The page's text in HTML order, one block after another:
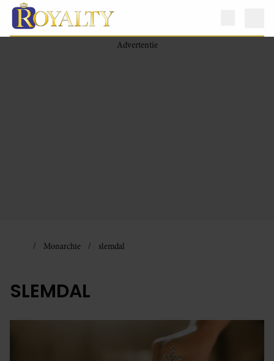
Monarchie slemdal
SLEMDAL